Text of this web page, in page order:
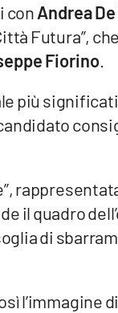
conAndrea
Futura”,
Fiorino
più
il quadro
di
l’immagine